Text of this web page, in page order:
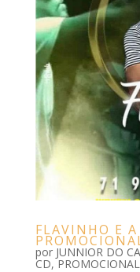
FLAVINHO E A
por JUNNIOR DO
CD,PROMOCIONAL